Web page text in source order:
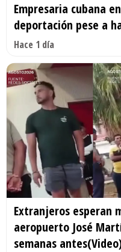
Empresaria cubana
deportación pese a
Hace 1 día
Extranjeros esperan
aeropuerto José
semanas